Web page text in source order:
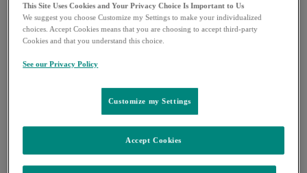
リムパーザ®
レカルブリオ®
レンビマ®
領域別情報
submenu
– 悪性腫瘍 TOP
– 婦人科癌
– 泌尿器癌
– 消化器癌
肺高血圧症
This Site Uses Cookies and Your Privacy Choice Is Important to Us
We suggest you choose Customize my Settings to make your individualized
choices. Accept Cookies means that you are choosing to accept third-party
Cookies and that you understand this choice.
See our Privacy Policy
Customize my Settings
Accept Cookies